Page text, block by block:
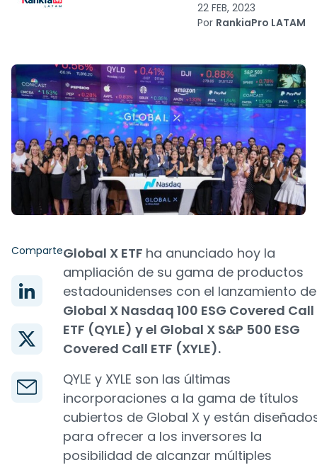
22 FEB, 2023
Por RankiaPro LATAM
ComparteGlobal X ETF ha anunciado hoy la
ampliación de su gama de productos
estadounidenses con el lanzamiento
Global X Nasdaq 100 ESG Covered Call
ETF (QYLE) y el Global X S&P 500 ESG
Covered Call ETF (XYLE).
QYLE y XYLE son las últimas
incorporaciones a la gama de títulos
cubiertos de Global X y están
para ofrecer a los inversores la
posibilidad de alcanzar múltiples